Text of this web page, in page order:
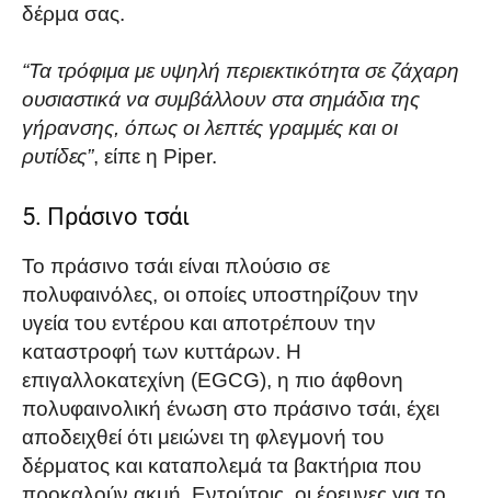
δέρμα σας.
“Τα τρόφιμα με υψηλή περιεκτικότητα σε ζάχαρη
ουσιαστικά να συμβάλλουν στα σημάδια της
γήρανσης, όπως οι λεπτές γραμμές και οι
ρυτίδες”, είπε η Piper.
5. Πράσινο τσάι
Το πράσινο τσάι είναι πλούσιο σε
πολυφαινόλες, οι οποίες υποστηρίζουν την
υγεία του εντέρου και αποτρέπουν την
καταστροφή των κυττάρων. Η
επιγαλλοκατεχίνη (EGCG), η πιο άφθονη
πολυφαινολική ένωση στο πράσινο τσάι, έχει
αποδειχθεί ότι μειώνει τη φλεγμονή του
δέρματος και καταπολεμά τα βακτήρια που